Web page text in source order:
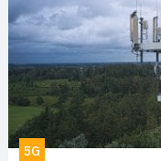
5G